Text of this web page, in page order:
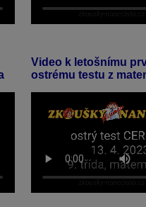
Video k letošnímu
ostrému testu z